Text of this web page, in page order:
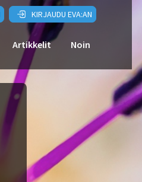
KIRJAUDU EVA:AN
Artikkelit Noin